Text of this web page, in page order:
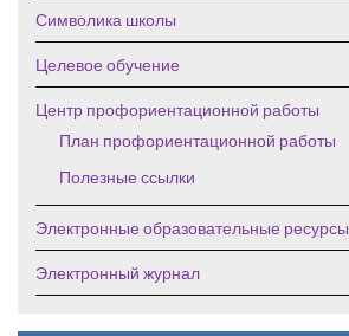
Символика школы
Целевое обучение
Центр профориентационной работы
План профориентационной работы
Полезные ссылки
Электронные образовательные ресурсы
Электронный журнал